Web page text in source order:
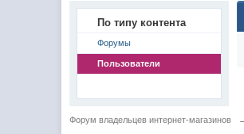
По типу контента
Форумы
Пользователи
Форум владельцев интернет-магазинов